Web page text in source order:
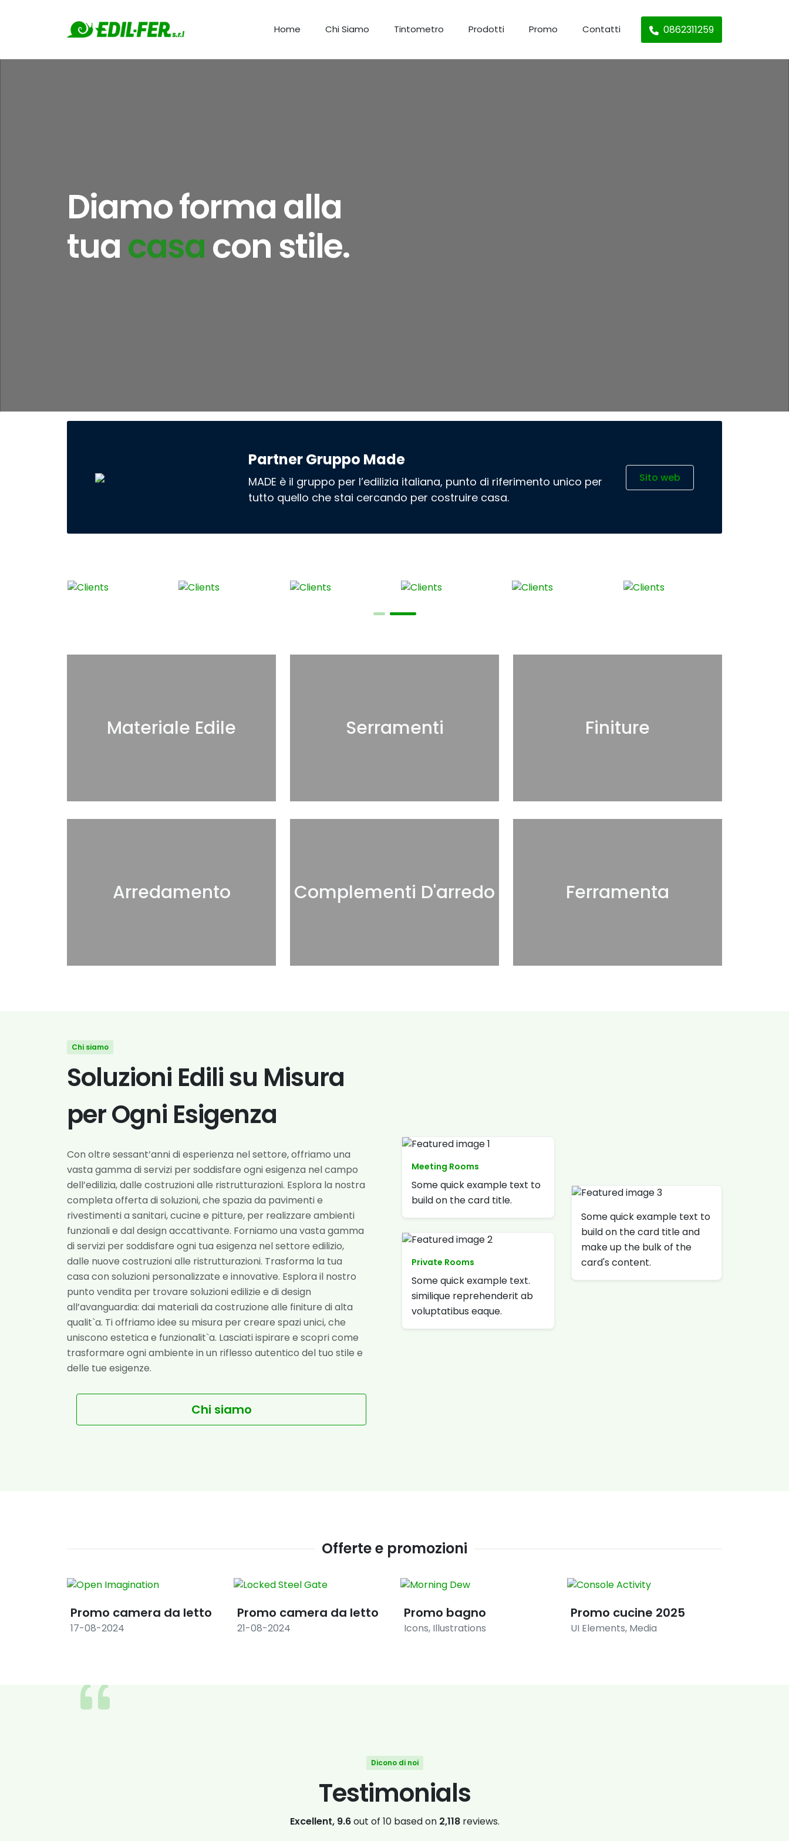
0862311259
Home Chi Siamo Tintometro Prodotti Promo Contatti
Diamo forma alla
tuacasacon stile.
Partner Gruppo Made
MADE è il gruppo per l’edilizia italiana, punto di riferimento unico per
tutto quello che stai cercando per costruire casa.
Sito web
Materiale Edile Serramenti Finiture
Arredamento Complementi D'arredo Ferramenta
Chi siamo
Soluzioni Edili su Misura
per Ogni Esigenza
Con oltre sessant’anni di esperienza nel settore, offriamo una
vasta gamma di servizi per soddisfare ogni esigenza nel campo
dell’edilizia, dalle costruzioni alle ristrutturazioni. Esplora la nostra
completa offerta di soluzioni, che spazia da pavimenti e
rivestimenti a sanitari, cucine e pitture, per realizzare ambienti
funzionali e dal design accattivante. Forniamo una vasta gamma
di servizi per soddisfare ogni tua esigenza nel settore edilizio,
dalle nuove costruzioni alle ristrutturazioni. Trasforma la tua
casa con soluzioni personalizzate e innovative. Esplora il nostro
punto vendita per trovare soluzioni edilizie e di design
all’avanguardia: dai materiali da costruzione alle finiture di alta
qualit`a. Ti offriamo idee su misura per creare spazi unici, che
uniscono estetica e funzionalit`a. Lasciati ispirare e scopri come
trasformare ogni ambiente in un riflesso autentico del tuo stile e
delle tue esigenze.
Chi siamo
Meeting Rooms
Some quick example text to
build on the card title.
Private Rooms
Some quick example text.
similique reprehenderit ab
voluptatibus eaque.
Some quick example text to
build on the card title and
make up the bulk of the
card's content.
Offerte e promozioni
Promo camera da letto
17-08-2024
Promo camera da letto
21-08-2024
Promo bagno
Icons, Illustrations
Promo cucine 2025
UI Elements, Media
Dicono di noi
Testimonials
Excellent, 9.6out of 10 based on 2,118reviews.